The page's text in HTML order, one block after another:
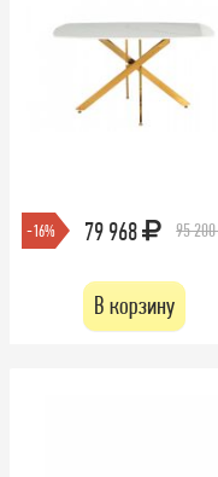
-16% 79 968 95
В корзину